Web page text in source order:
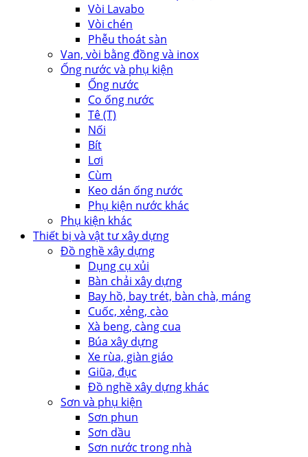
Vòi Lavabo
Vòi chén
Phễu thoát sàn
Van, vòi bằng đồng và inox
Ống nước và phụ kiện
Ống nước
Co ống nước
Tê (T)
Nối
Bít
Lơi
Cùm
Keo dán ống nước
Phụ kiện nước khác
Phụ kiện khác
Thiết bị và vật tư xây dựng
Đồ nghề xây dựng
Dụng cụ xủi
Bàn chải xây dựng
Bay hồ, bay trét, bàn chà, máng
Cuốc, xẻng, cào
Xà beng, càng cua
Búa xây dựng
Xe rùa, giàn giáo
Giũa, đục
Đồ nghề xây dựng khác
Sơn và phụ kiện
Sơn phun
Sơn dầu
Sơn nước trong nhà